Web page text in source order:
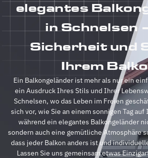
elegantes
in Schnelsen
Sicherheit und
Ihrem
Ein Balkongeländer ist mehr als nur ein
ein Ausdruck Ihres Stils und Ihrer
Schnelsen, wo das Leben im Freien
sich vor, wie Sie an einem sonnigen Tag
während ein elegantes Balkongeländer
sondern auch eine gemütliche Atmosphäre
dass jeder Balkon anders ist und
Lassen Sie uns gemeinsam etwas